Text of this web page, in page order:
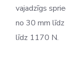
vajadzīgs
no 30 mm
līdz 1170 N.